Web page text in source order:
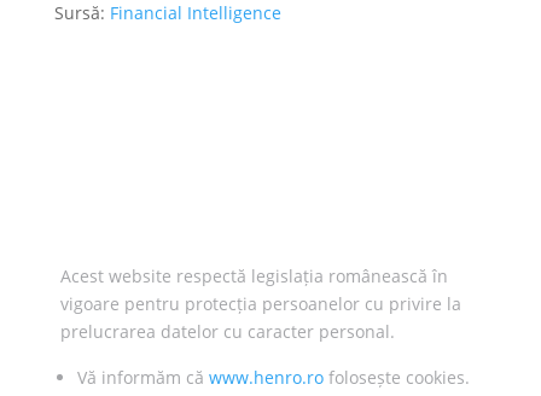
Sursă: Financial Intelligence
Acest website respectă legislația românească în
vigoare pentru protecția persoanelor cu privire la
prelucrarea datelor cu caracter personal.
Vă informăm că www.henro.ro folosește cookies.